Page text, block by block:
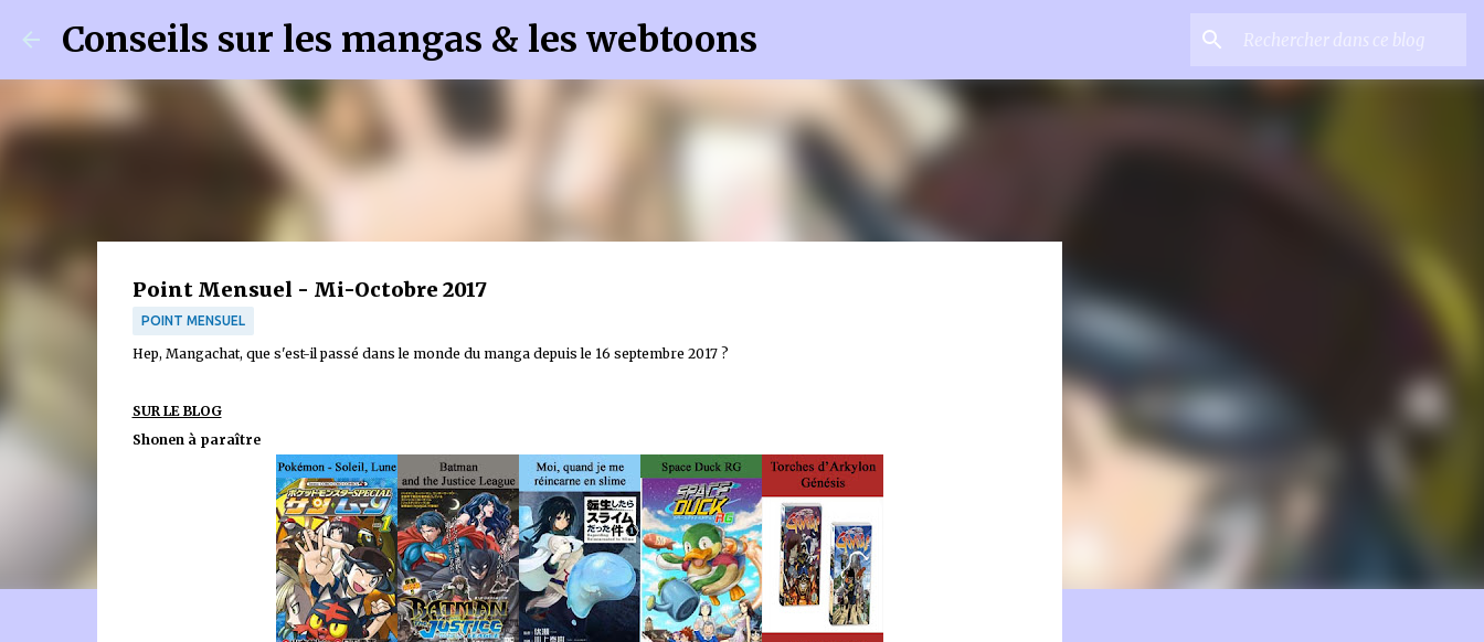
Accéder au contenu principal
Conseils sur les mangas & les webtoons
🐈‍⬛ En tant que Partenaire Amazon, je réalise un bénéfice sur les achats remplissant les conditions requises quand vous achetez sur Amazon.fr
Point Mensuel - Mi-Octobre 2017
POINT MENSUEL
Hep, Mangachat, que s'est-il passé dans le monde du manga depuis le 16 septembre 2017 ?
SUR LE BLOG
Shonen à paraître